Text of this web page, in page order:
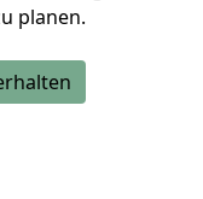
planen.